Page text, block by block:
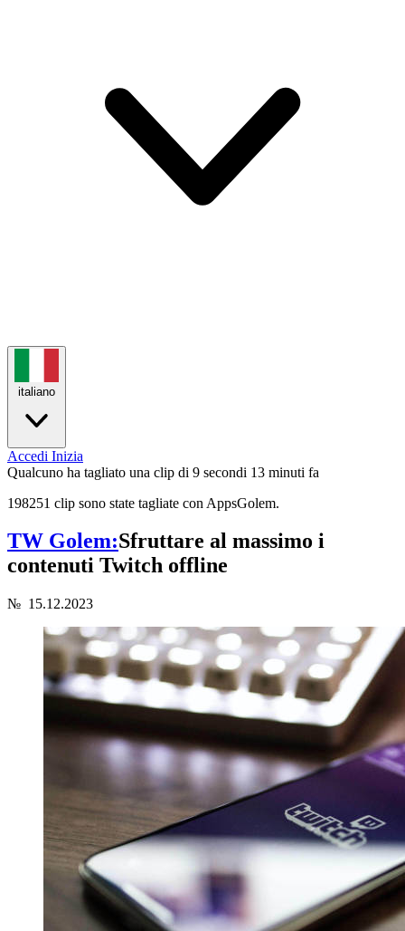
italiano
Accedi Inizia
Qualcuno ha tagliato una clip di 9 secondi 13 minuti fa
198251 clip sono state tagliate con AppsGolem.
TW Golem:Sfruttare al massimo i
contenuti Twitch offline
№ 15.12.2023